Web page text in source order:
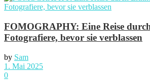
FOMOGRAPHY: Eine Reise
Fotografiere, bevor sie verblassen
by Sam
1. Mai 2025
0